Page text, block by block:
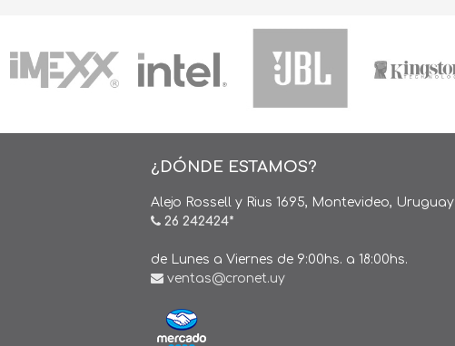
¿DÓNDE ESTAMOS?
Alejo Rossell y Rius 1695, Montevideo, Uruguay
26 242424*
de Lunes a Viernes de 9:00hs. a 18:00hs.
ventas@cronet.uy